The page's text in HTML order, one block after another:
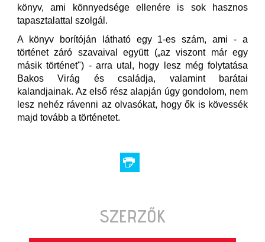
könyv, ami könnyedsége ellenére is sok hasznos
tapasztalattal szolgál.
A könyv borítóján látható egy 1-es szám, ami - a
történet záró szavaival együtt („az viszont már egy
másik történet") - arra utal, hogy lesz még folytatása
Bakos Virág és családja, valamint barátai
kalandjainak. Az első rész alapján úgy gondolom, nem
lesz nehéz rávenni az olvasókat, hogy ők is kövessék
majd tovább a történetet.
SZERZŐK